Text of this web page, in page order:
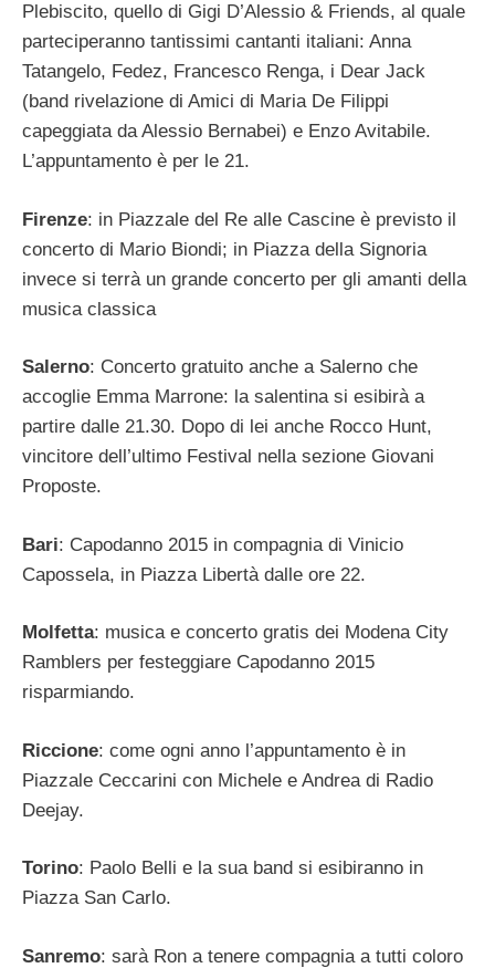
Plebiscito, quello di Gigi D’Alessio & Friends, al quale
parteciperanno tantissimi cantanti italiani: Anna
Tatangelo, Fedez, Francesco Renga, i Dear Jack
(band rivelazione di Amici di Maria De Filippi
capeggiata da Alessio Bernabei) e Enzo Avitabile.
L’appuntamento è per le 21.
Firenze: in Piazzale del Re alle Cascine è previsto il
concerto di Mario Biondi; in Piazza della Signoria
invece si terrà un grande concerto per gli amanti della
musica classica
Salerno: Concerto gratuito anche a Salerno che
accoglie Emma Marrone: la salentina si esibirà a
partire dalle 21.30. Dopo di lei anche Rocco Hunt,
vincitore dell’ultimo Festival nella sezione Giovani
Proposte.
Bari: Capodanno 2015 in compagnia di Vinicio
Capossela, in Piazza Libertà dalle ore 22.
Molfetta: musica e concerto gratis dei Modena City
Ramblers per festeggiare Capodanno 2015
risparmiando.
Riccione: come ogni anno l’appuntamento è in
Piazzale Ceccarini con Michele e Andrea di Radio
Deejay.
Torino: Paolo Belli e la sua band si esibiranno in
Piazza San Carlo.
Sanremo: sarà Ron a tenere compagnia a tutti coloro